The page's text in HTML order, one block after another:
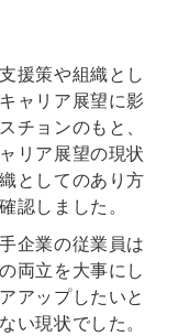
援策や組織とし
ャリア展望に影
チョンのもと、
リア展望の現状
としてのあり方
認しました。
企業の従業員は
両立を大事にし
アップしたいと
い現状でした。